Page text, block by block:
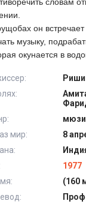
он
музыку,
окунается в
мир:
8
1977
(160